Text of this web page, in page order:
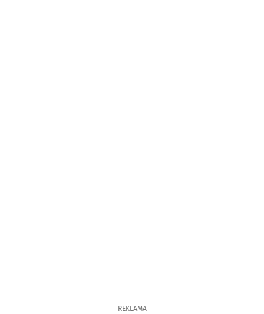
REKLAMA